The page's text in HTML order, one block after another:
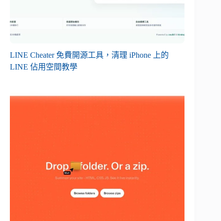
LINE Cheater 免費開源工具，清理 iPhone 上的
LINE 佔用空間教學